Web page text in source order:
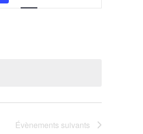
Évènements suivants